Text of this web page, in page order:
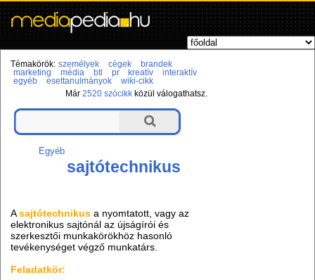
Témakörök: személyek cégek
brandek
marketing
média btl pr kreatív
interaktív
egyéb
esettanulmányok
wiki-cikk
Már2520 szócikk közül válogathatsz.
Egyéb
sajtótechnikus
Asajtótechnikus a nyomtatott, vagy az
elektronikus sajtónál az újságírói és
szerkesztői munkakörökhöz hasonló
tevékenységet végző munkatárs.
Feladatkör: